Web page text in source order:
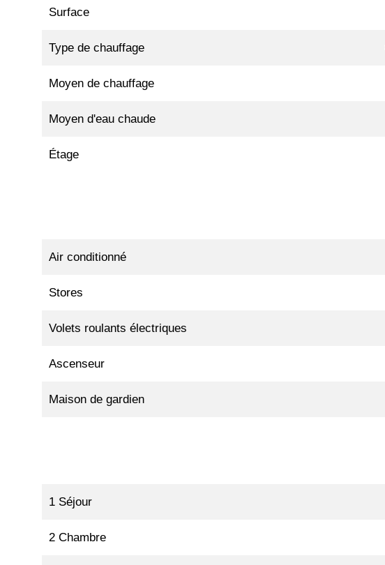
Surface
Type de chauffage
Moyen de chauffage
Moyen d'eau chaude
Étage
Air conditionné
Stores
Volets roulants électriques
Ascenseur
Maison de gardien
1 Séjour
2 Chambre